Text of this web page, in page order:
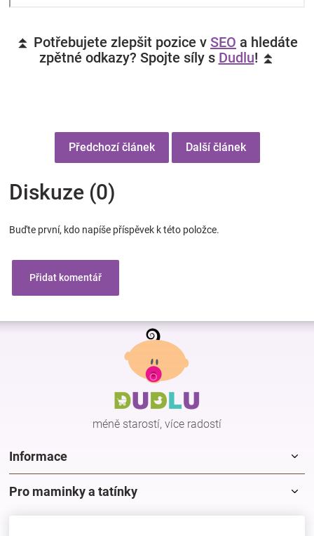
⏫ Potřebujete zlepšit pozice v SEO a hledáte
zpětné odkazy? Spojte síly s Dudlu! ⏫
Předchozí článek Další článek
Diskuze (0)
Buďte první, kdo napíše příspěvek k této položce.
Přidat komentář
Z
méně starostí, více radostí
Informace
Pro maminky a tatínky